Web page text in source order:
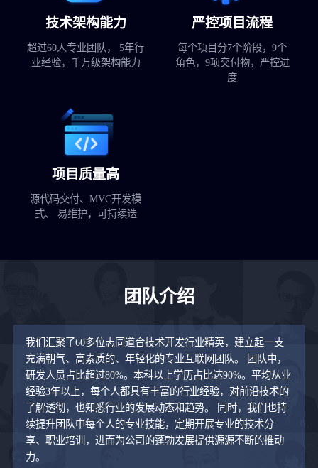
技术架构能力
超过60人专业团队， 5年行
业经验，千万级架构能力
严控项目流程
每个项目分7个阶段，9个
角色，9项交付物，严控进
度
项目质量高
源代码交付、MVC开发模
式、 易维护，可持续迭
团队介绍
我们汇聚了60多位志同道合技术开发行业精英，建立起一支
充满朝气、高素质的、年轻化的专业互联网团队。 团队中，
研发人员占比超过80%。本科以上学历占比达90%。平均从业
经验3年以上，每个人都具有丰富的行业经验，对前沿技术的
了解透彻，也知悉行业的发展动态和趋势。 同时，我们也持
续提升团队中每个人的专业技能，定期开展专业的技术分
享、职业培训，进而为公司的蓬勃发展提供源源不断的推动
力。